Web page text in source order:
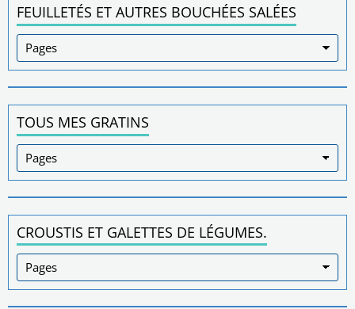
FEUILLETÉS ET AUTRES BOUCHÉES SALÉES
TOUS MES GRATINS
CROUSTIS ET GALETTES DE LÉGUMES.